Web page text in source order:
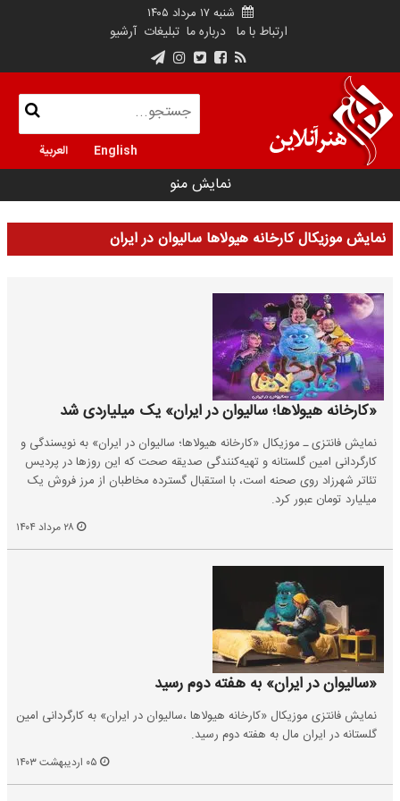
شنبه ۱۷ مرداد ۱۴۰۵
ارتباط با ما درباره ما تبلیغات آرشیو
English العربية
نمایش منو
نمایش موزیکال کارخانه هیولاها سالیوان در ایران
«کارخانه هیولاها؛ سالیوان در ایران» یک میلیاردی شد
نمایش فانتزی ـ موزیکال «کارخانه هیولاها؛ سالیوان در ایران» به نویسندگی و
کارگردانی امین گلستانه و تهیه‌کنندگی صدیقه صحت که این روز‌ها در پردیس
تئاتر شهرزاد روی صحنه است، با استقبال گسترده مخاطبان از مرز فروش یک
میلیارد تومان عبور کرد.
«سالیوان در ایران» به هفته دوم رسید
نمایش فانتزی موزیکال «کارخانه هیولاها ،سالیوان در ایران» به کارگردانی امین
گلستانه در ایران مال به هفته دوم رسید.